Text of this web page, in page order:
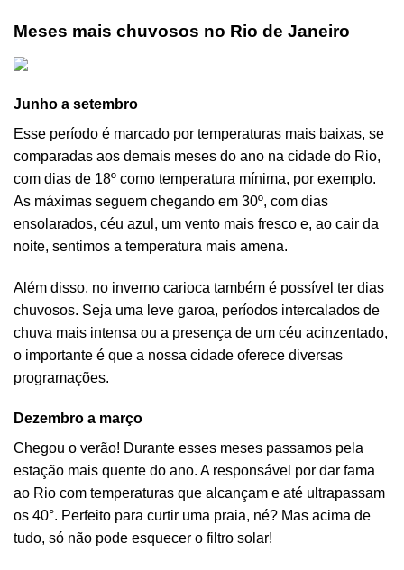
Meses mais chuvosos no Rio de Janeiro
Junho a setembro
Esse período é marcado por temperaturas mais baixas, se
comparadas aos demais meses do ano na cidade do Rio,
com dias de 18º como temperatura mínima, por exemplo.
As máximas seguem chegando em 30º, com dias
ensolarados, céu azul, um vento mais fresco e, ao cair da
noite, sentimos a temperatura mais amena.
Além disso, no inverno carioca também é possível ter dias
chuvosos. Seja uma leve garoa, períodos intercalados de
chuva mais intensa ou a presença de um céu acinzentado,
o importante é que a nossa cidade oferece diversas
programações.
Dezembro a março
Chegou o verão! Durante esses meses passamos pela
estação mais quente do ano. A responsável por dar fama
ao Rio com temperaturas que alcançam e até ultrapassam
os 40°. Perfeito para curtir uma praia, né? Mas acima de
tudo, só não pode esquecer o filtro solar!